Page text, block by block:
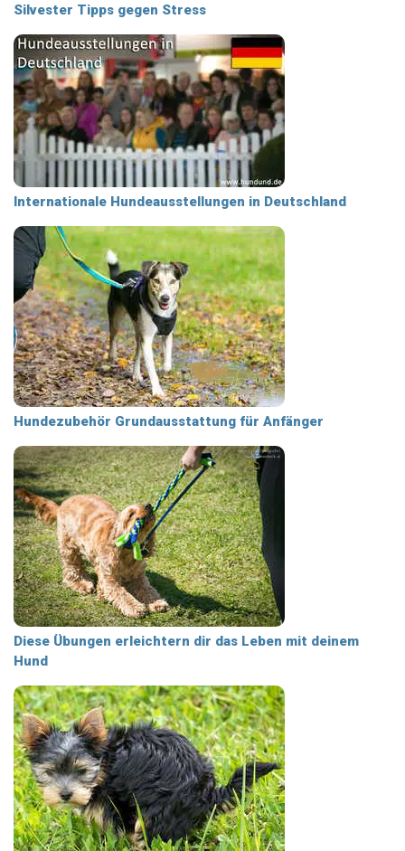
Silvester Tipps gegen Stress
Internationale Hundeausstellungen in Deutschland
Hundezubehör Grundausstattung für Anfänger
Diese Übungen erleichtern dir das Leben mit deinem
Hund